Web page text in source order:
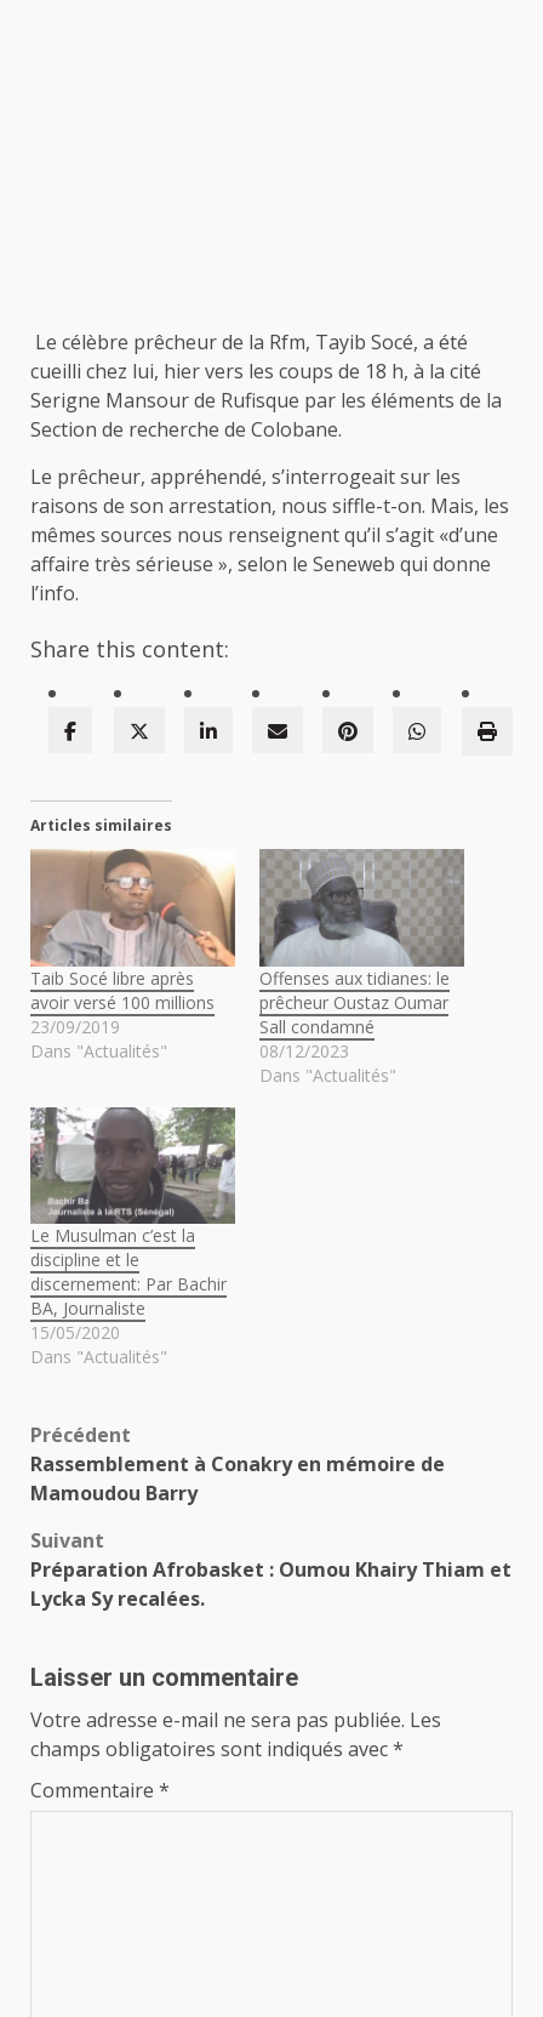
Le célèbre prêcheur de la Rfm, Tayib Socé, a été
cueilli chez lui, hier vers les coups de 18 h, à la cité
Serigne Mansour de Rufisque par les éléments de la
Section de recherche de Colobane.
Le prêcheur, appréhendé, s’interrogeait sur les
raisons de son arrestation, nous siffle-t-on. Mais, les
mêmes sources nous renseignent qu’il s’agit «d’une
affaire très sérieuse », selon le Seneweb qui donne
l’info.
Share this content:
Articles similaires
Taib Socé libre après
avoir versé 100 millions
23/09/2019
Dans "Actualités"
Offenses aux tidianes: le
prêcheur Oustaz Oumar
Sall condamné
08/12/2023
Dans "Actualités"
Le Musulman c’est la
discipline et le
discernement: Par Bachir
BA, Journaliste
15/05/2020
Dans "Actualités"
Navigation
d’article
Précédent
Rassemblement à Conakry en mémoire de
Mamoudou Barry
Suivant
Préparation Afrobasket : Oumou Khairy Thiam et
Lycka Sy recalées.
Laisser un commentaire
Votre adresse e-mail ne sera pas publiée. Les
champs obligatoires sont indiqués avec*
Commentaire *